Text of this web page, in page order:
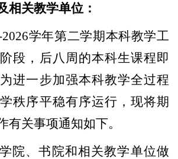
相关教学单位：
2026学年第二学期本科教学工
段，后八周的本科生课程即
进一步加强本科教学全过程
秩序平稳有序运行，现将期
有关事项通知如下。
院、书院和相关教学单位做